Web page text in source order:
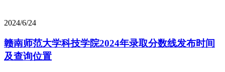
2024/6/24
赣南师范大学科技学院2024年录取分数线发布时间
及查询位置